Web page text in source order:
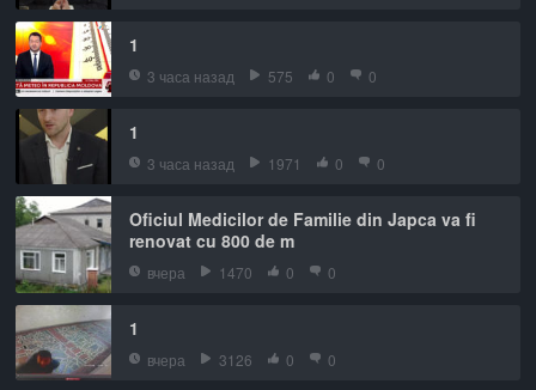
1
3 часа назад 575 0 0
1
3 часа назад 1971 0 0
Oficiul Medicilor de Familie din Japca va fi
renovat cu 800 de m
вчера 1470 0 0
1
вчера 3126 0 0